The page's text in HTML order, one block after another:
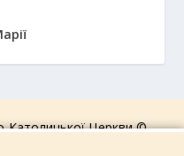
Католицької Церкви ©